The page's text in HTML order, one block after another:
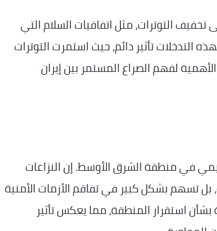
التوترات، مثل اتفاقيات السلام التي
التدخلات تأثير دائم، حيث استمرت التوترات
لفهم الصراع المستمر بين إيران
في منطقة الشرق الأوسط. إن النزاعات
بل تسهم بشكل كبير في تفاقم الأزمات الأمنية
استقرار المنطقة، مما يعكس تأثير